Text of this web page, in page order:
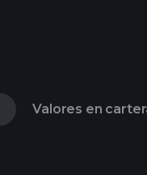
Valores en